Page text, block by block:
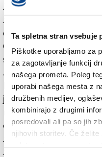
Ta spletna stran vsebuje
Piškotke uporabljamo za
za zagotavljanje funkcij
našega prometa. Poleg
uporabi našega mesta z
družbenih medijev,
kombinirajo z drugimi
posredovali ali pa so jih
njihovih storitev. Če
Zrak se je z osvežitvijo
zelo nizka. Relativna
dežele povečini manj kot
Osvežilo se je tudi
stopinje Celzija.
Jutrišnji dan bo
burjice manjši. Pihala
jutranjih urah, medtem
morski veter.
občasno zmerno
zlasti v popoldanskih
zadržuje vzhodno od